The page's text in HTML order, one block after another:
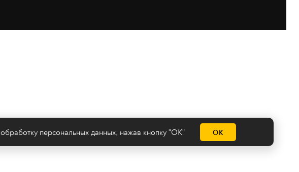
обработку персональных данных, нажав кнопку "ОК" ОК